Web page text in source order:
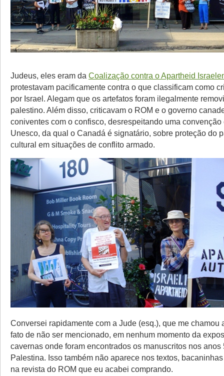
Judeus, eles eram da Coalização contra o Apartheid
protestavam pacificamente contra o que classificam como
por Israel. Alegam que os artefatos foram ilegalmente
palestino. Além disso, criticavam o ROM e o governo
coniventes com o confisco, desrespeitando uma convenção
Unesco, da qual o Canadá é signatário, sobre proteção do
cultural em situações de conflito armado.
Conversei rapidamente com a Jude (esq.), que me chamou
fato de não ser mencionado, em nenhum momento da
cavernas onde foram encontrados os manuscritos nos anos
Palestina. Isso também não aparece nos textos,
na revista do ROM que eu acabei comprando.